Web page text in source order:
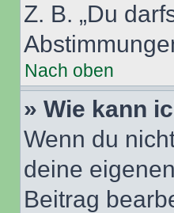
Z. B. „Du
Nach oben
» Wie kann
Wenn du
deine
Beitrag